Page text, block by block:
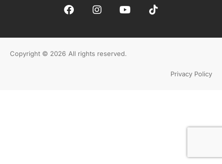
Copyright © 2026 All rights reserved.
Privacy Policy